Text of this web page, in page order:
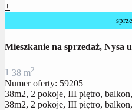
+
Mieszkanie na sprzedaż,
1 38 m2
Numer oferty: 59205
38m2, 2 pokoje, III piętro,
38m2, 2 pokoje, III piętro,